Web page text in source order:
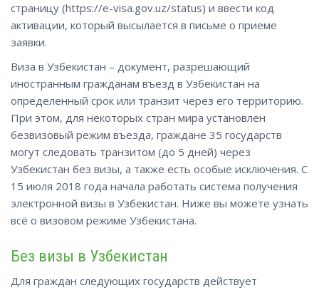
страницу (https://e-visa.gov.uz/status) и ввести код
активации, который высылается в письме о приеме
заявки.
Виза в Узбекистан – документ, разрешающий
иностранным гражданам въезд в Узбекистан на
определенный срок или транзит через его территорию.
При этом, для некоторых стран мира установлен
безвизовый режим въезда, граждане 35 государств
могут следовать транзитом (до 5 дней) через
Узбекистан без визы, а также есть особые исключения. С
15 июля 2018 года начала работать система получения
электронной визы в Узбекистан. Ниже вы можете узнать
всё о визовом режиме Узбекистана.
Без визы в Узбекистан
Для граждан следующих государств действует